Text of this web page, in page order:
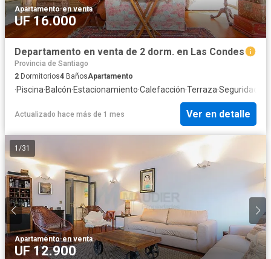
Apartamento·en venta
UF 16.000
Departamento en venta de 2 dorm. en Las Condes
Provincia de Santiago
2 Dormitorios4 BañosApartamento
·Piscina·Balcón·Estacionamiento·Calefacción·Terraza·Seguridad
Actualizado hace más de 1 mes Ver en detalle
1 /31
Apartamento·en venta
UF 12.900